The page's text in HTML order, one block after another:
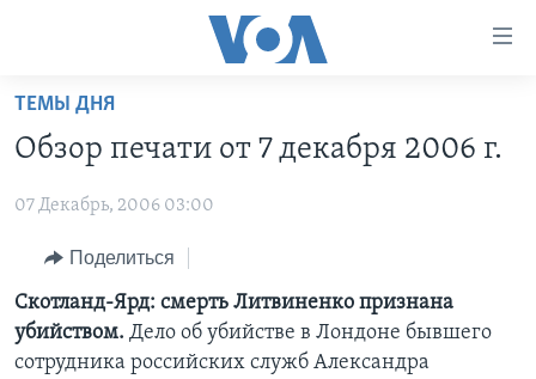
Перейти
основной
Перейти
навигации
Перейти
ГЛАВНОЕ
ПРОГРАММЫ
АМЕРИКА
НОВОСТИ ЗА МИНУТУ
ИТОГИ
ПОЧЕМУ ЭТО ВАЖНО?
ПРОЕКТЫ
УЧИМ АНГЛИЙСКИЙ
НАША АМЕРИКАНСКАЯ ИСТОРИЯ
А КАК В АМЕРИКЕ?
ЭКСПЕРТИЗА
ИНТЕРВЬЮ
ФАКТЫ ПРОТИВ ФЕЙКОВ
ТЕМЫ ДНЯ
Обзор печати от 7 декабря 2006 г.
07 Декабрь, 2006 03:00
Поделиться
Скотланд-Ярд: смерть Литвиненко признана
убийством. Дело об убийстве в Лондоне бывшего
сотрудника российских служб Александра